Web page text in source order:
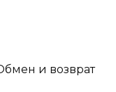
Простыня
и возврат